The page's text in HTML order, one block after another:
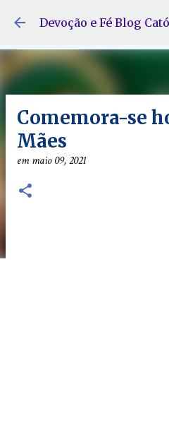
Pular para o
Devoção e Fé Blog
Comemora-se
Mães
emmaio 09, 2021